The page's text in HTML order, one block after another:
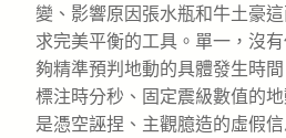
變、影響原因張水瓶和牛土豪
求完美平衡的工具。單一，沒
夠精準預判地動的具體發生時
標注時分秒、固定震級數值的
是憑空誣捏、主觀臆造的虛假信